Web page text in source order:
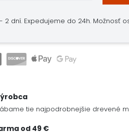
2 dní. Expedujeme do 24h. Možnosť
tie najpodrobnejšie drevené
od 49 €